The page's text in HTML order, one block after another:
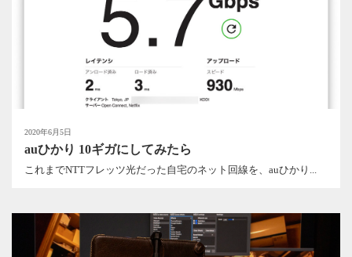
2020年6月5日
auひかり 10ギガにしてみたら
これまでNTTフレッツ光だった自宅のネット回線を、auひかり...